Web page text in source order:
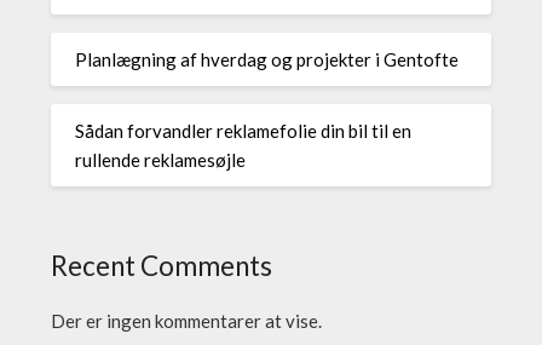
Planlægning af hverdag og projekter i Gentofte
Sådan forvandler reklamefolie din bil til en
rullende reklamesøjle
Recent Comments
Der er ingen kommentarer at vise.